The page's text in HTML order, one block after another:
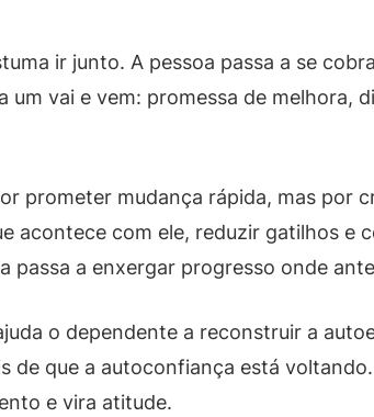
ir junto. A pessoa passa a se
vai e vem: promessa de melhora,
prometer mudança rápida, mas por
acontece com ele, reduzir gatilhos e
passa a enxergar progresso onde
o dependente a reconstruir a
de que a autoconfiança está
e vira atitude.